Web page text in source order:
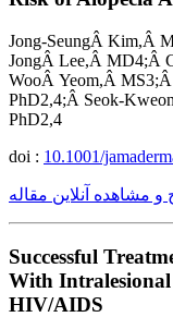
Jong-SeungÂ Kim,Â
JongÂ Lee,Â MD4;Â
WooÂ Yeom,Â
PhD2,4;Â Seok-
PhD2,4
doi : 10.1001/
و مشاهده آنلاین مقاله
Successful
With
HIV/AIDS